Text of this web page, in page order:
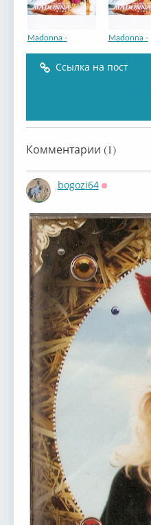
Madonna ‎- ‎Madonna -
Ссылка на пост
Комментарии (1)
bogozi64